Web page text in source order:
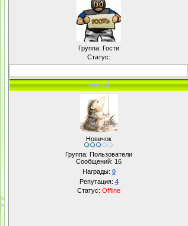
Группа: Гости
Статус:
mosusl
Новичок
Группа: Пользователи
Сообщений: 16
Награды: 0
Репутация: 4
Статус: Offline